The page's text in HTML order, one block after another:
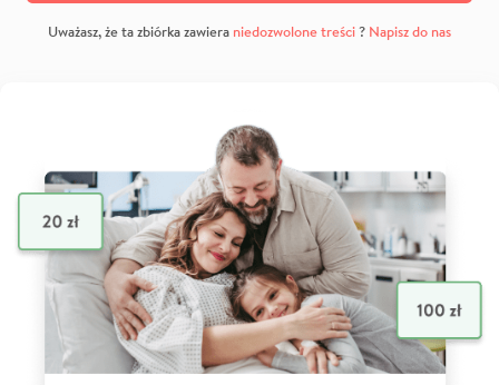
Uważasz, że ta zbiórka zawiera niedozwolone treści? Napisz do nas